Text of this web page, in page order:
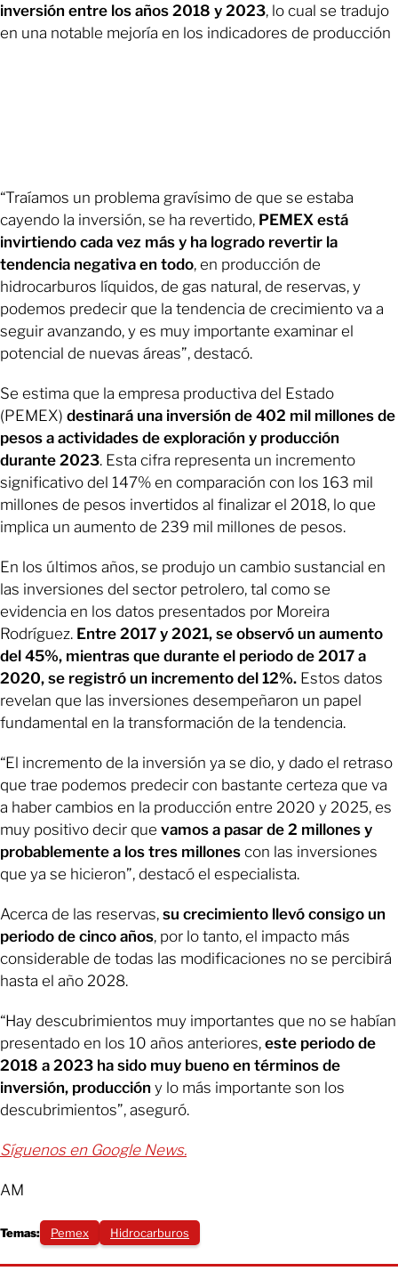
inversión entre los años 2018 y 2023, lo cual se tradujo
en una notable mejoría en los indicadores de producción
“Traíamos un problema gravísimo de que se estaba
cayendo la inversión, se ha revertido, PEMEX está
invirtiendo cada vez más y ha logrado revertir la
tendencia negativa en todo, en producción de
hidrocarburos líquidos, de gas natural, de reservas, y
podemos predecir que la tendencia de crecimiento va a
seguir avanzando, y es muy importante examinar el
potencial de nuevas áreas”, destacó.
Se estima que la empresa productiva del Estado
(PEMEX) destinará una inversión de 402 mil millones de
pesos a actividades de exploración y producción
durante 2023. Esta cifra representa un incremento
significativo del 147% en comparación con los 163 mil
millones de pesos invertidos al finalizar el 2018, lo que
implica un aumento de 239 mil millones de pesos.
En los últimos años, se produjo un cambio sustancial en
las inversiones del sector petrolero, tal como se
evidencia en los datos presentados por Moreira
Rodríguez. Entre 2017 y 2021, se observó un aumento
del 45%, mientras que durante el periodo de 2017 a
2020, se registró un incremento del 12%. Estos datos
revelan que las inversiones desempeñaron un papel
fundamental en la transformación de la tendencia.
“El incremento de la inversión ya se dio, y dado el retraso
que trae podemos predecir con bastante certeza que va
a haber cambios en la producción entre 2020 y 2025, es
muy positivo decir que vamos a pasar de 2 millones y
probablemente a los tres millones con las inversiones
que ya se hicieron”, destacó el especialista.
Acerca de las reservas, su crecimiento llevó consigo un
periodo de cinco años, por lo tanto, el impacto más
considerable de todas las modificaciones no se percibirá
hasta el año 2028.
“Hay descubrimientos muy importantes que no se habían
presentado en los 10 años anteriores, este periodo de
2018 a 2023 ha sido muy bueno en términos de
inversión, producción y lo más importante son los
descubrimientos”, aseguró.
Síguenos en Google News.
AM
Temas: Pemex Hidrocarburos